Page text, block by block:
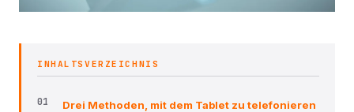
INHALTSVERZEICHNIS
Drei Methoden, mit dem Tablet zu telefonieren